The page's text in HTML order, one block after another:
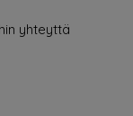
yhteyttä